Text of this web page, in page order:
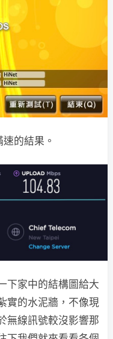
的結果。
下家中的結構圖給大
實的水泥牆，不像現
無線訊號較沒影響那